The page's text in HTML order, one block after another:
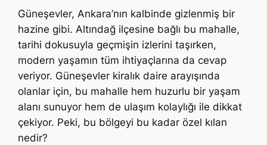
Güneşevler, Ankara’nın kalbinde gizlenmiş bir
hazine gibi. Altındağ ilçesine bağlı bu mahalle,
tarihi dokusuyla geçmişin izlerini taşırken,
modern yaşamın tüm ihtiyaçlarına da cevap
veriyor. Güneşevler kiralık daire arayışında
olanlar için, bu mahalle hem huzurlu bir yaşam
alanı sunuyor hem de ulaşım kolaylığı ile dikkat
çekiyor. Peki, bu bölgeyi bu kadar özel kılan
nedir?